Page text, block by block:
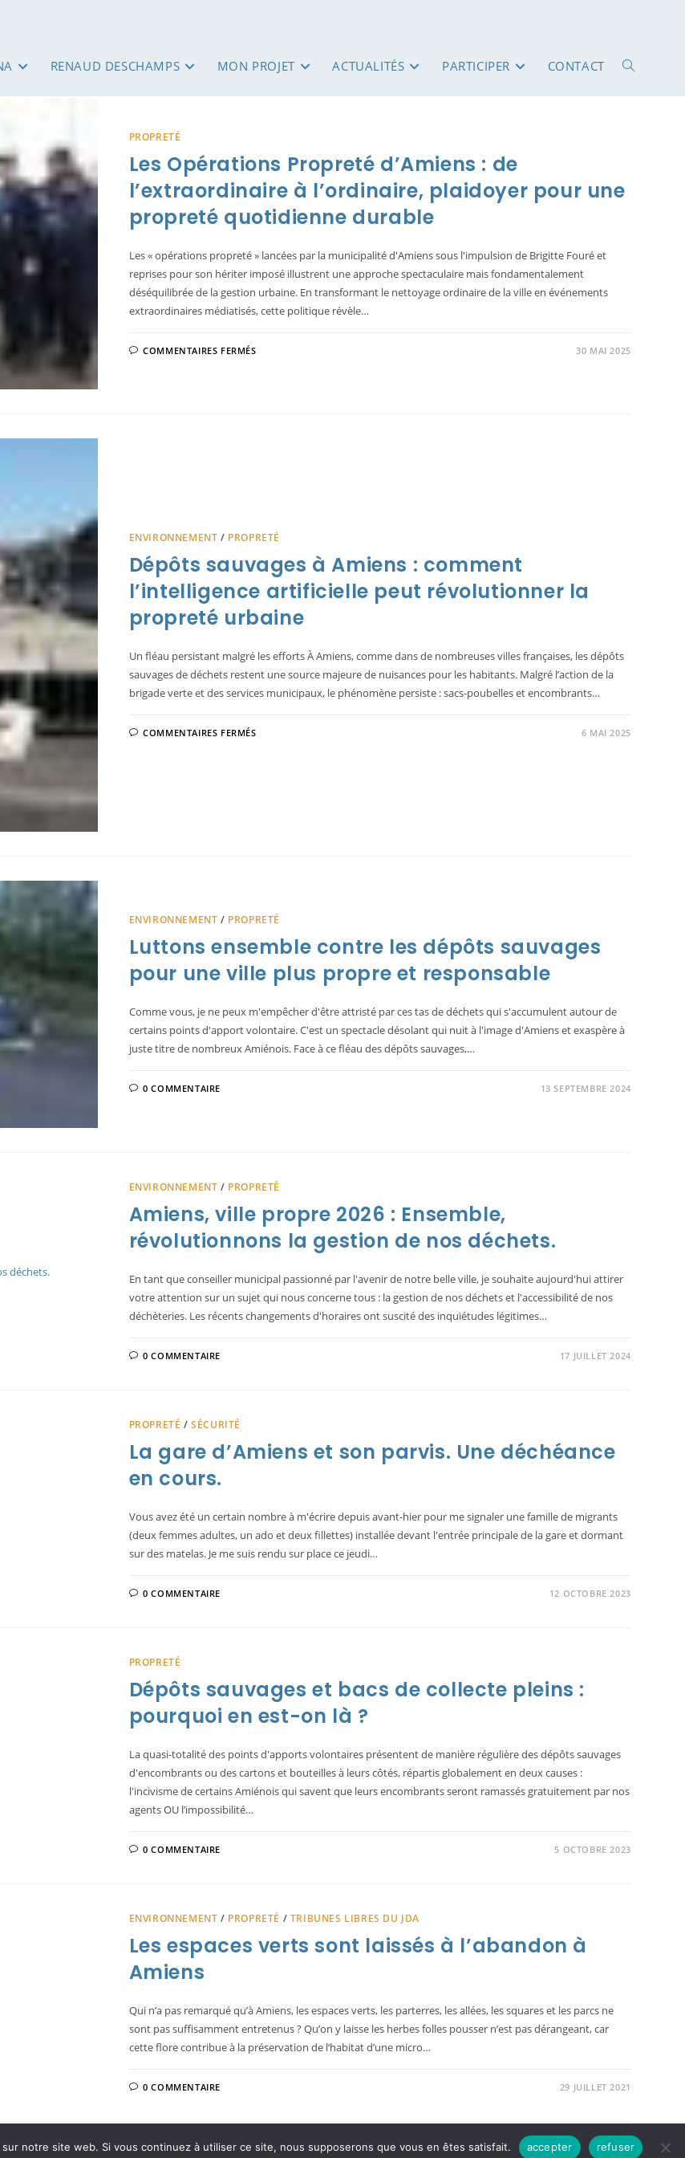
RENAUD DESCHAMPS MON PROJET ACTUALITÉS PARTICIPER CONTACT TOGGLE
SEARCH
PROPRETÉ
Les Opérations Propreté d’Amiens : de
l’extraordinaire à l’ordinaire, plaidoyer pour une
propreté quotidienne durable
Les « opérations propreté » lancées par la municipalité d'Amiens sous l'impulsion de Brigitte Fouré et
reprises pour son hériter imposé illustrent une approche spectaculaire mais fondamentalement
déséquilibrée de la gestion urbaine. En transformant le nettoyage ordinaire de la ville en événements
extraordinaires médiatisés, cette politique révèle…
COMMENTAIRES FERMÉSSUR 30 MAI 2025
ENVIRONNEMENT / PROPRETÉ
Dépôts sauvages à Amiens : comment
l’intelligence artificielle peut révolutionner la
propreté urbaine
Un fléau persistant malgré les efforts À Amiens, comme dans de nombreuses villes françaises, les dépôts
sauvages de déchets restent une source majeure de nuisances pour les habitants. Malgré l’action de la
brigade verte et des services municipaux, le phénomène persiste : sacs-poubelles et encombrants…
COMMENTAIRES FERMÉSSUR 6 MAI 2025
ENVIRONNEMENT / PROPRETÉ
Luttons ensemble contre les dépôts sauvages
pour une ville plus propre et responsable
Comme vous, je ne peux m'empêcher d'être attristé par ces tas de déchets qui s'accumulent autour de
certains points d'apport volontaire. C'est un spectacle désolant qui nuit à l'image d'Amiens et exaspère à
juste titre de nombreux Amiénois. Face à ce fléau des dépôts sauvages,…
0 COMMENTAIRE 13 SEPTEMBRE 2024
ENVIRONNEMENT / PROPRETÉ
Amiens, ville propre 2026 : Ensemble,
révolutionnons la gestion de nos déchets.
En tant que conseiller municipal passionné par l'avenir de notre belle ville, je souhaite aujourd'hui attirer
votre attention sur un sujet qui nous concerne tous : la gestion de nos déchets et l'accessibilité de nos
déchèteries. Les récents changements d'horaires ont suscité des inquiétudes légitimes…
0 COMMENTAIRE 17 JUILLET 2024
PROPRETÉ /SÉCURITÉ
La gare d’Amiens et son parvis. Une déchéance
en cours.
Vous avez été un certain nombre à m'écrire depuis avant-hier pour me signaler une famille de migrants
(deux femmes adultes, un ado et deux fillettes) installée devant l'entrée principale de la gare et dormant
sur des matelas. Je me suis rendu sur place ce jeudi…
0 COMMENTAIRE 12 OCTOBRE 2023
PROPRETÉ
Dépôts sauvages et bacs de collecte pleins :
pourquoi en est-on là ?
La quasi-totalité des points d'apports volontaires présentent de manière régulière des dépôts sauvages
d'encombrants ou des cartons et bouteilles à leurs côtés, répartis globalement en deux causes :
l'incivisme de certains Amiénois qui savent que leurs encombrants seront ramassés gratuitement par nos
agents OU l’impossibilité…
0 COMMENTAIRE 5 OCTOBRE 2023
ENVIRONNEMENT / PROPRETÉ / TRIBUNES LIBRES DU JDA
Les espaces verts sont laissés à l’abandon à
Amiens
Qui n’a pas remarqué qu’à Amiens, les espaces verts, les parterres, les allées, les squares et les parcs ne
sont pas suffisamment entretenus ? Qu’on y laisse les herbes folles pousser n’est pas dérangeant, car
cette flore contribue à la préservation de l’habitat d’une micro…
0 COMMENTAIRE 29 JUILLET 2021
notre site web. Si vous continuez à utiliser ce site, nous supposerons que vous en êtes satisfait. accepter refuser